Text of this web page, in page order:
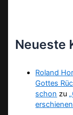
Neueste
Roland
Gottes
schon zu
erschienen